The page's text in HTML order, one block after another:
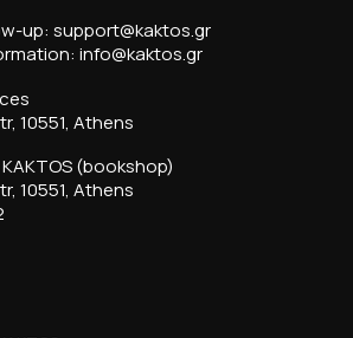
up: support@kaktos.gr
info@kaktos.gr
10551, Athens
(bookshop)
10551, Athens